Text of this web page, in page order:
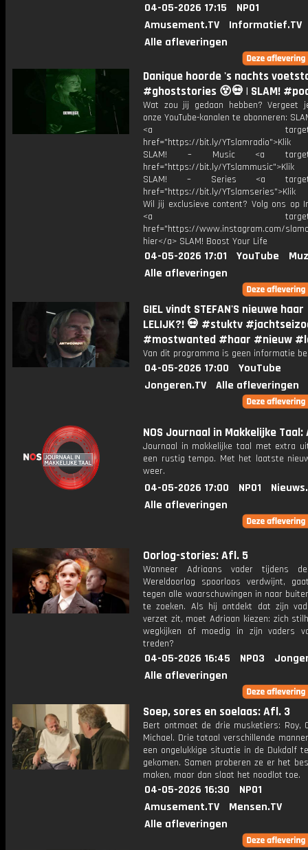
04-05-2026 17:15
NPO1
Amusement.TV
Informatief.TV
Alle afleveringen
Danique hoorde 's nachts
#ghoststories 😵💀 | SLAM!
Wat zou jij gedaan hebben? Vergeet
onze YouTube-kanalen te abonneren:
<a
href="https://bit.ly/
SLAM! – Music <a
href="https://bit.ly/
SLAM! – Series <a
href="https://bit.ly/
Wil jij exclusieve content? Volg ons op
<a
href="https://www.instagram.com/
hier</a> SLAM! Boost Your Life
04-05-2026 17:01 YouTube
Alle afleveringen
GIEL vindt STEFAN'S nieuwe haar
LELIJK?! 💀 #stuktv
#mostwanted #haar #nieuw
Van dit programma is geen informatie
04-05-2026 17:00
YouTube
Jongeren.TV
Alle afleveringen
NOS Journaal in Makkelijke
Journaal in makkelijke taal met extra
een rustig tempo. Met het laatste
weer.
04-05-2026 17:00 NPO1
Alle afleveringen
Oorlog-stories: Afl. 5
Wanneer Adriaans vader tijdens
Wereldoorlog spoorloos verdwijnt,
tegen alle waarschuwingen in naar
te zoeken. Als hij ontdekt dat zijn
verzet zit, moet Adriaan kiezen: zich
wegkijken of moedig in zijn vaders
treden?
04-05-2026 16:45 NPO3
Alle afleveringen
Soep, sores en soelaas: Afl. 3
Bert ontmoet de drie musketiers: Roy,
Michael. Drie totaal verschillende
een ongelukkige situatie in de Dukdalf
gekomen. Samen proberen ze er het
maken, maar dan slaat het noodlot toe.
04-05-2026 16:30
NPO1
Amusement.TV
Mensen.TV
Alle afleveringen